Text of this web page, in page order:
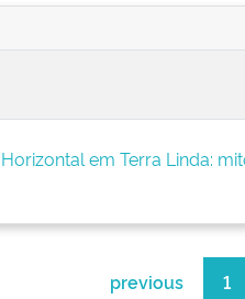
em Terra Linda:
previous 1